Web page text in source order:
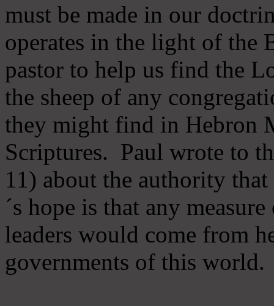
must be made in our
operates in the light of the
pastor to help us find the
the sheep of any
they might find in Hebron
Scriptures. Paul wrote to
11) about the authority
´s hope is that any
leaders would come from
governments of this world.